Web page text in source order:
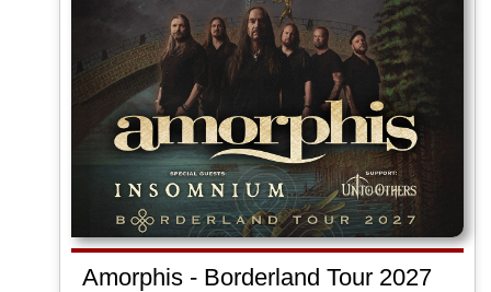
Amorphis - Borderland Tour 2027